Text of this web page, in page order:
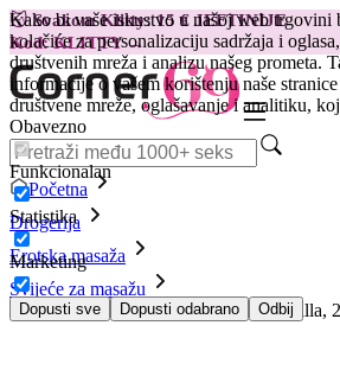
Kako bi vaše iskustvo u našoj web trgovini
kolačiće za personalizaciju sadržaja i
društvenih mreža i analizu našeg prometa.
informacije o vašem korištenju naše
društvene mreže, oglašavanje i analitiku,
Obavezno
Funkcionalan
Statistika
Marketing
Dopusti sve Dopusti odabrano Odbij
😽Svakom Klitty: 15 € JEFTINIJE
Kod: KLITTY →
Početna
Drogerija
Erotska masaža
Svijeće za masažu
Masažna svijeća Shunga Desire & Vanilla,